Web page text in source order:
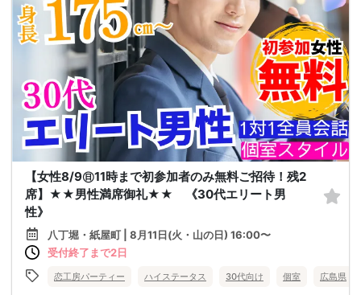
【女性8/9㊐11時まで初参加者のみ無料ご招待！残2
席】★★男性満席御礼★★ 《30代エリート男
性》
八丁堀・紙屋町 | 8月11日(火・山の日) 16:00〜
受付終了まで2日
恋工房パーティー ハイステータス 30代向け 個室 広島県